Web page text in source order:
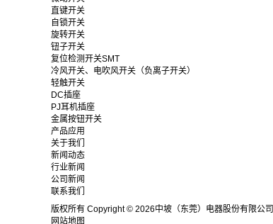
直键开关
自锁开关
旋转开关
钮子开关
复位检测开关SMT
冷风开关、电吹风开关（负离子开关）
轻触开关
DC插座
PJ耳机插座
金属按钮开关
产品应用
关于我们
新闻动态
行业新闻
公司新闻
联系我们
版权所有 Copyright © 2026中坡（东莞）电器股份有限公司
网站地图